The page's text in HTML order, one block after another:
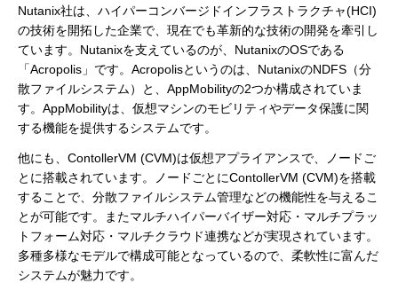
Nutanix社は、ハイパーコンバージドインフラストラクチャ(HCI)
の技術を開拓した企業で、現在でも革新的な技術の開発を牽引し
ています。Nutanixを支えているのが、NutanixのOSである
「Acropolis」です。Acropolisというのは、NutanixのNDFS（分
散ファイルシステム）と、AppMobilityの2つか構成されていま
す。AppMobilityは、仮想マシンのモビリティやデータ保護に関
する機能を提供するシステムです。
他にも、ContollerVM (CVM)は仮想アプライアンスで、ノードご
とに搭載されています。ノードごとにContollerVM (CVM)を搭載
することで、分散ファイルシステム管理などの機能性を与えるこ
とが可能です。またマルチハイパーバイザー対応・マルチプラッ
トフォーム対応・マルチクラウド連携などが実現されています。
多種多様なモデルで構成可能となっているので、柔軟性に富んだ
システムが魅力です。